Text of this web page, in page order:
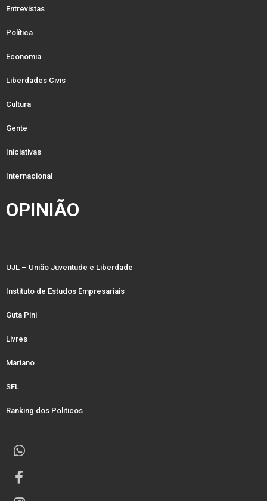
Entrevistas
Política
Economia
Liberdades Civis
Cultura
Gente
Iniciativas
Internacional
OPINIÃO
UJL – União Juventude e Liberdade
Instituto de Estudos Empresariais
Guta Pini
Livres
Mariano
SFL
Ranking dos Politicos